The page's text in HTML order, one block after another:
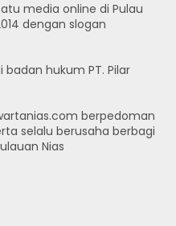
media online di Pulau
dengan slogan
hukum PT. Pilar
berpedoman
selalu berusaha berbagi
Nias